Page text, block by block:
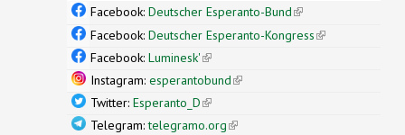
Facebook: Deutscher Esperanto-Bund(link is
external)
Facebook: Deutscher Esperanto-Kongress(link is
Facebook: Luminesk'(link is external)
Instagram: esperantobund(link is external)
Twitter: Esperanto_D(link is external)
Telegram:telegramo.org(link is external)